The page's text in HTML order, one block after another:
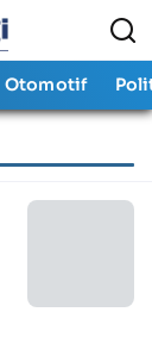
Otomotif